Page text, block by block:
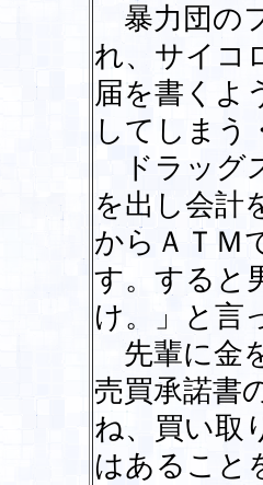
暴力団の
れ、サイコ
届を書くよ
してしまう
ドラッグ
を出し会計
からＡＴＭ
す。すると
け。」と言
先輩に金
売買承諾書
ね、買い取
はあること